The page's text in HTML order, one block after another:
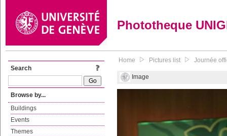
Phototheque
Search
Browse by...
Buildings
Events
Themes
Home Pictures list Journée
Image